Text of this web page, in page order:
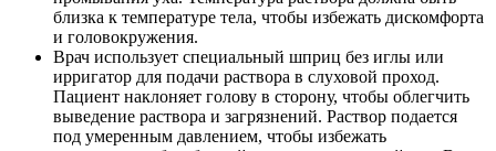
близка к температуре тела, чтобы избежать дискомфорта
и головокружения.
Врач использует специальный шприц без иглы или
ирригатор для подачи раствора в слуховой проход.
Пациент наклоняет голову в сторону, чтобы облегчить
выведение раствора и загрязнений. Раствор подается
под умеренным давлением, чтобы избежать